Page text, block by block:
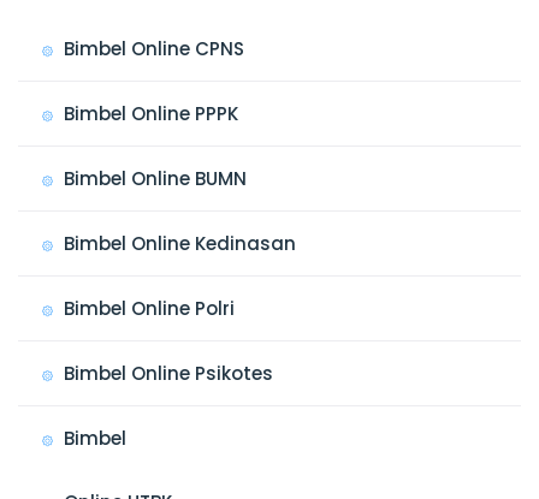
Bimbel Online CPNS
Bimbel Online PPPK
Bimbel Online BUMN
Bimbel Online Kedinasan
Bimbel Online Polri
Bimbel Online Psikotes
Bimbel